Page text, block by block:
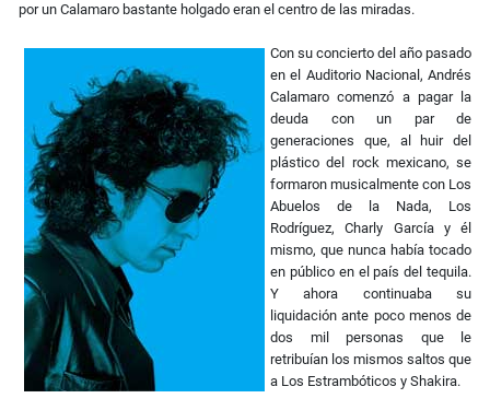
por un Calamaro bastante holgado eran el centro de las miradas.
Con su concierto del año pasado
en el Auditorio Nacional, Andrés
Calamaro comenzó a pagar la
deuda con un par de
generaciones que, al huir del
plástico del rock mexicano, se
formaron musicalmente con Los
Abuelos de la Nada, Los
Rodríguez, Charly García y él
mismo, que nunca había tocado
en público en el país del tequila.
Y ahora continuaba su
liquidación ante poco menos de
dos mil personas que le
retribuían los mismos saltos que
a Los Estrambóticos y Shakira.